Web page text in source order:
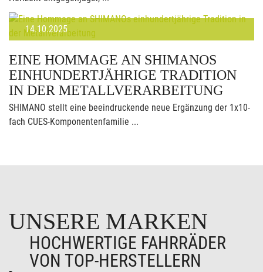
14.10.2025
EINE HOMMAGE AN SHIMANOS
EINHUNDERTJÄHRIGE TRADITION
IN DER METALLVERARBEITUNG
SHIMANO stellt eine beeindruckende neue Ergänzung der 1x10-
fach CUES-Komponentenfamilie ...
UNSERE MARKEN
HOCHWERTIGE FAHRRÄDER
VON TOP-HERSTELLERN